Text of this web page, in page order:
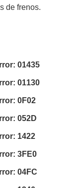
de frenos.
01435
01130
0F02
052D
1422
3FE0
04FC